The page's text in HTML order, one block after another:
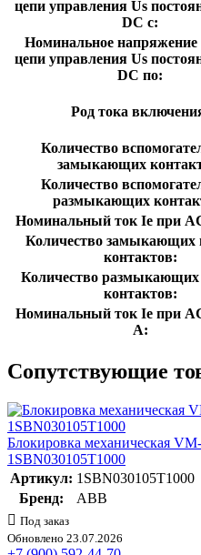
цепи управления Us
DC с:
Номинальное напряжение
цепи управления Us
DC по:
Род тока
Количество
замыкающих
Количество
размыкающих
Номинальный ток Ie при
Количество замыкающих
контактов:
Количество
контактов:
Номинальный ток Ie при
А:
Сопутствующие
Блокировка механическая
1SBN030105T1000
Артикул: 1SBN030105T1000
Бренд:
ABB
Под заказ
Обновлено 23.07.2026